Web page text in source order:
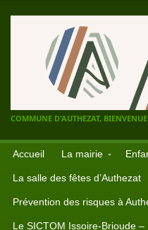
COMMUNE D'AUTHEZAT,
Accueil La mairie
La salle des fêtes d’Authezat
Prévention des risques à
Le SICTOM Issoire-Brioude –